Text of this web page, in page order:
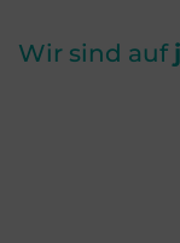
Wir sind auf